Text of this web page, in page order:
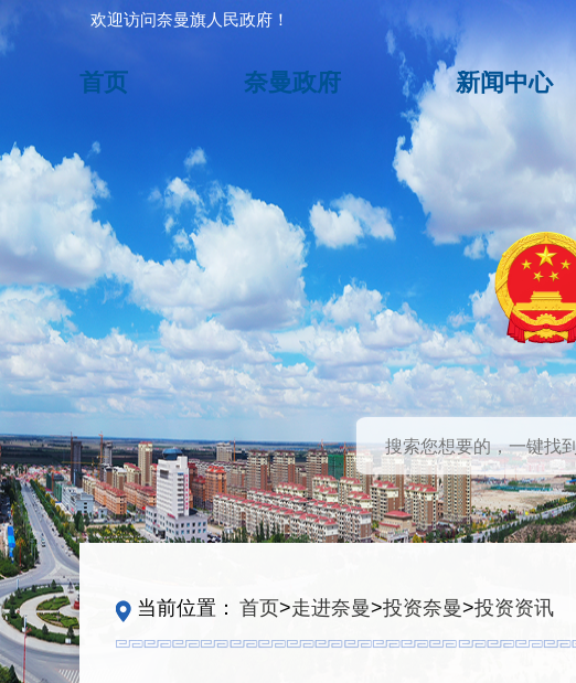
欢迎访问奈曼旗人民政府！
首页 奈曼政府 新闻中心
当前位置： 首页>走进奈曼>投资奈曼>投资资讯